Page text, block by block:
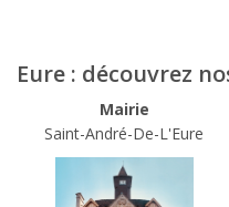
Eure : découvrez
Mairie
Saint-André-De-L'Eure